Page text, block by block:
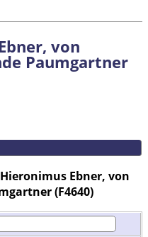
von
Paumgartner
Ebner, von
(F4640)